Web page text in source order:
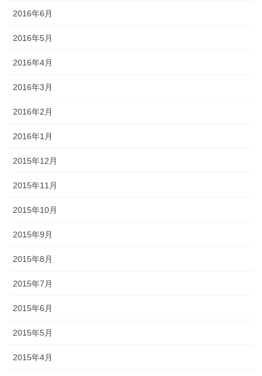
2016年6月
2016年5月
2016年4月
2016年3月
2016年2月
2016年1月
2015年12月
2015年11月
2015年10月
2015年9月
2015年8月
2015年7月
2015年6月
2015年5月
2015年4月